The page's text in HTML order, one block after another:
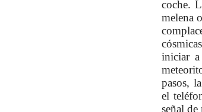
coche.
melena
iniciar
pasos,
el
señal de